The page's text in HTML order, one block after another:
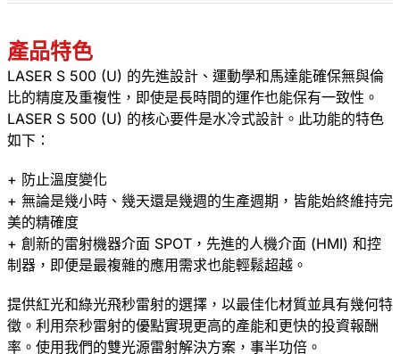
產品特色
LASER S 500 (U) 的先進設計、運動學和馬達能確保無與倫
比的精度及重複性，即使是長時間的運作也能保有一致性。
LASER S 500 (U) 的核心要件是水冷式設計。此功能的特色
如下：
+ 防止溫度變化
+ 無論是幾小時、幾天還是幾週的生產週期，皆能始終維持完
美的精確度
+ 創新的雷射機器介面 SPOT，先進的人機介面 (HMI) 和控
制器，即便是最複雜的應用需求也能輕鬆超越。
提供紅光和綠光飛秒雷射的選擇，以最佳化材質並具有幾何特
徵。利用奈秒雷射的優點實現更高的產能和更快的投資報酬
率。使用我們的雙光源雷射解決方案，事半功倍。